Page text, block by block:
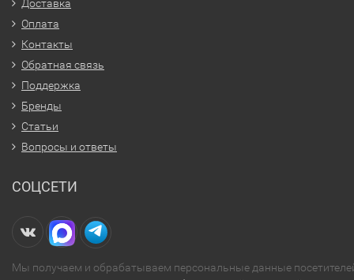
Доставка
Оплата
Контакты
Обратная связь
Поддержка
Бренды
Статьи
Вопросы и ответы
СОЦСЕТИ
Мы получаем и обрабатываем персональные данные